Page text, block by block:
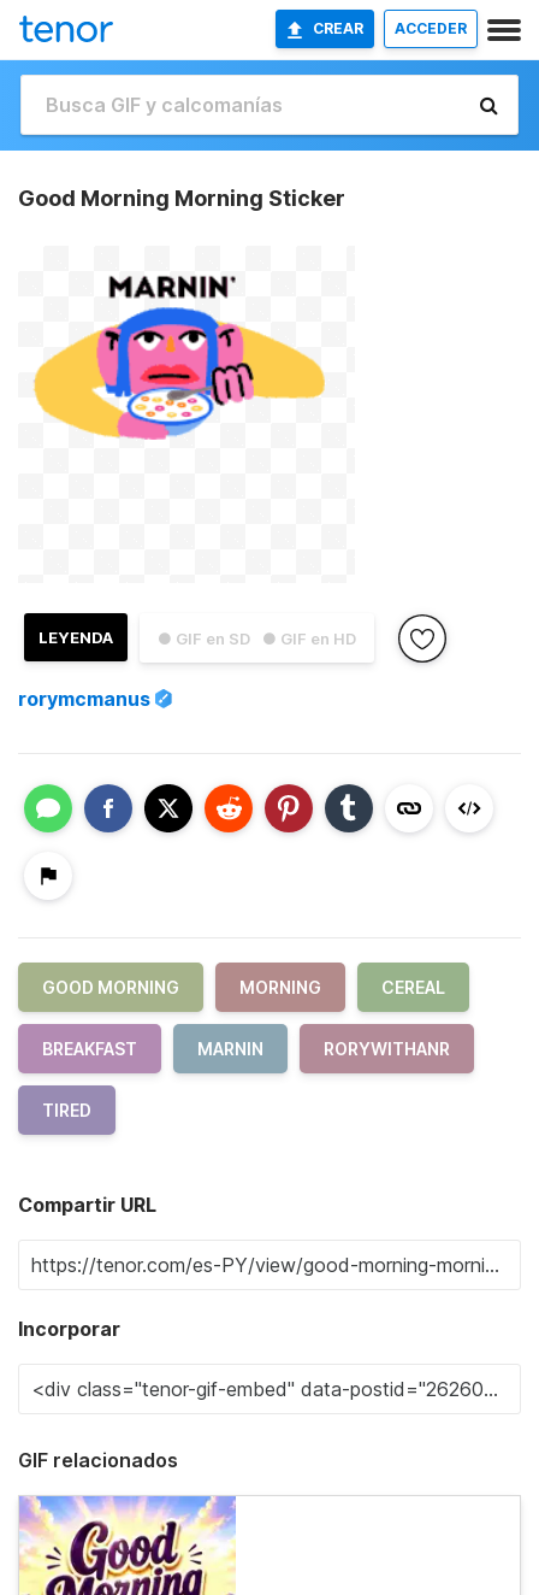
CREAR ACCEDER
Good Morning Morning Sticker
● GIF en SD ● GIF en HD
LEYENDA
rorymcmanus
GOOD MORNING MORNING CEREAL
BREAKFAST MARNIN RORYWITHANR
TIRED
Compartir URL
Incorporar
GIF relacionados